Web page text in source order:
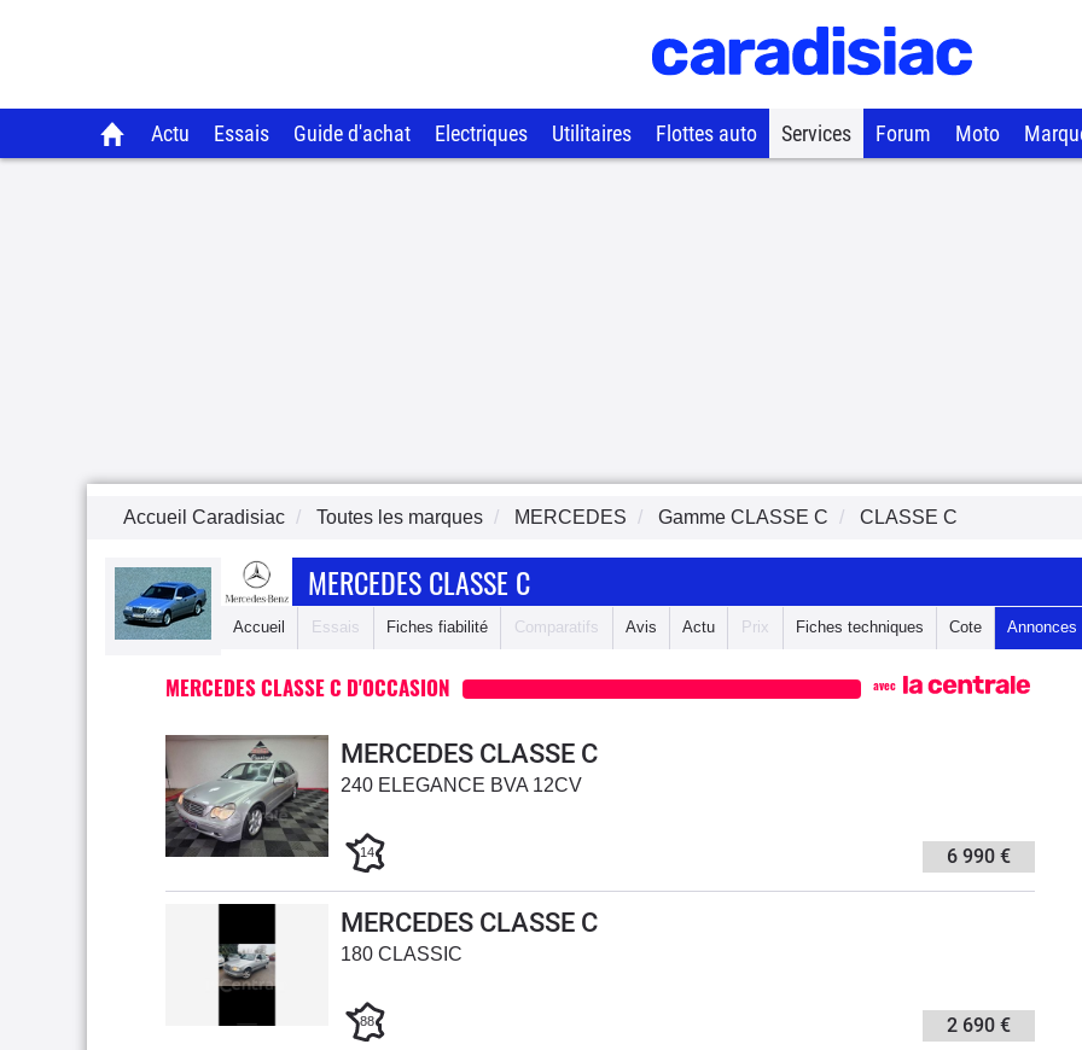
Actu Essais Guide d'achat Electriques Utilitaires Flottes auto Services Forum Moto
Accueil Caradisiac Toutes les marques MERCEDES Gamme CLASSE C CLASSE C
MERCEDES CLASSE C
Accueil Essais Fiches fiabilité Comparatifs Avis Actu Prix Fiches techniques Cote Annonces
MERCEDES CLASSE C D'OCCASION avec
MERCEDES CLASSE C
240 ELEGANCE BVA 12CV
14 6 990 €
MERCEDES CLASSE C
180 CLASSIC
88 2 690 €